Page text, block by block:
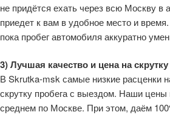
не придётся ехать через всю Москву в
приедет к вам в удобное место и
пока пробег автомобиля аккуратно
3) Лучшая качество и цена на
В Skrutka-msk самые низкие расценки
скрутку пробега с выездом. Наши
среднем по Москве. При этом, даём